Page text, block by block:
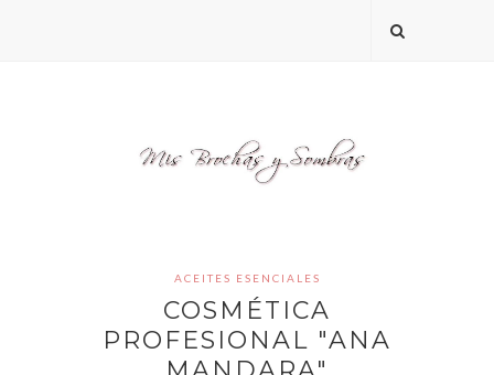
ACEITES ESENCIALES
COSMÉTICA
PROFESIONAL "ANA